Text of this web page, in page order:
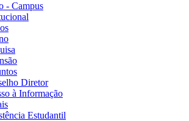
- Campus
Diretor
à Informação
Estudantil